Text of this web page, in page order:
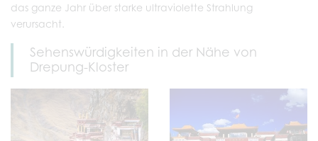
das ganze Jahr über starke ultraviolette Strahlung
verursacht.
Sehenswürdigkeiten in der Nähe von
Drepung-Kloster